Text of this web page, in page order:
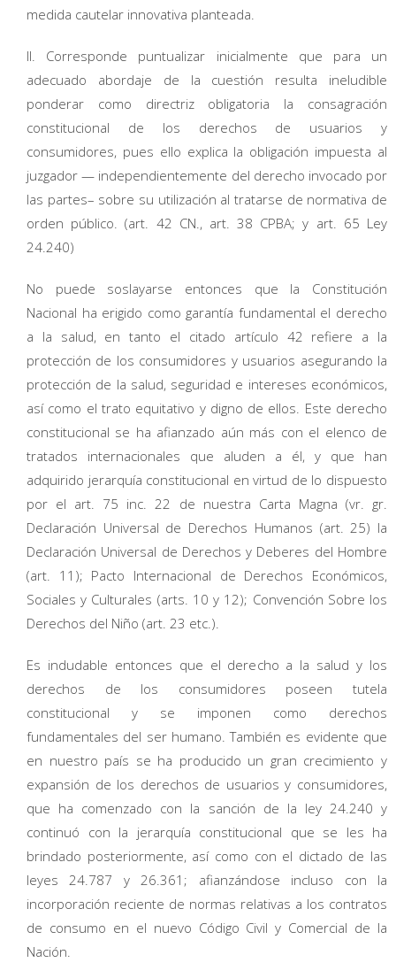
medida cautelar innovativa planteada.
II. Corresponde puntualizar inicialmente que para un
adecuado abordaje de la cuestión resulta ineludible
ponderar como directriz obligatoria la consagración
constitucional de los derechos de usuarios y
consumidores, pues ello explica la obligación impuesta al
juzgador — independientemente del derecho invocado por
las partes– sobre su utilización al tratarse de normativa de
orden público. (art. 42 CN., art. 38 CPBA; y art. 65 Ley
24.240)
No puede soslayarse entonces que la Constitución
Nacional ha erigido como garantía fundamental el derecho
a la salud, en tanto el citado artículo 42 refiere a la
protección de los consumidores y usuarios asegurando la
protección de la salud, seguridad e intereses económicos,
así como el trato equitativo y digno de ellos. Este derecho
constitucional se ha afianzado aún más con el elenco de
tratados internacionales que aluden a él, y que han
adquirido jerarquía constitucional en virtud de lo dispuesto
por el art. 75 inc. 22 de nuestra Carta Magna (vr. gr.
Declaración Universal de Derechos Humanos (art. 25) la
Declaración Universal de Derechos y Deberes del Hombre
(art. 11); Pacto Internacional de Derechos Económicos,
Sociales y Culturales (arts. 10 y 12); Convención Sobre los
Derechos del Niño (art. 23 etc.).
Es indudable entonces que el derecho a la salud y los
derechos de los consumidores poseen tutela
constitucional y se imponen como derechos
fundamentales del ser humano. También es evidente que
en nuestro país se ha producido un gran crecimiento y
expansión de los derechos de usuarios y consumidores,
que ha comenzado con la sanción de la ley 24.240 y
continuó con la jerarquía constitucional que se les ha
brindado posteriormente, así como con el dictado de las
leyes 24.787 y 26.361; afianzándose incluso con la
incorporación reciente de normas relativas a los contratos
de consumo en el nuevo Código Civil y Comercial de la
Nación.